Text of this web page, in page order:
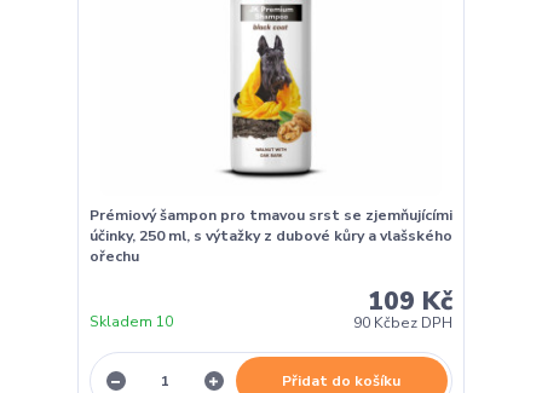
Prémiový šampon pro tmavou srst se zjemňujícími
účinky, 250 ml, s výtažky z dubové kůry a vlašského
ořechu
109 Kč
90 Kčbez DPH
Skladem 10
Přidat do košíku